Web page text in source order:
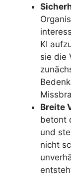
KI
sie die
Breite
betont
und
nicht